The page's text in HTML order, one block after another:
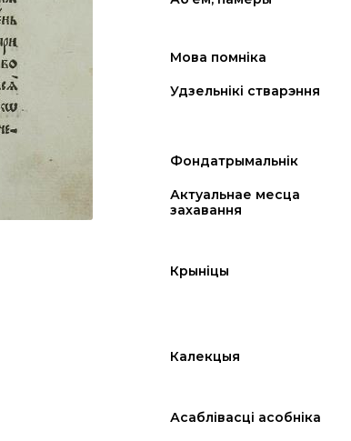
Мова помніка
Удзельнікі стварэння
Фондатрымальнік
Актуальнае месца
захавання
Крыніцы
Калекцыя
Асаблівасці асобніка